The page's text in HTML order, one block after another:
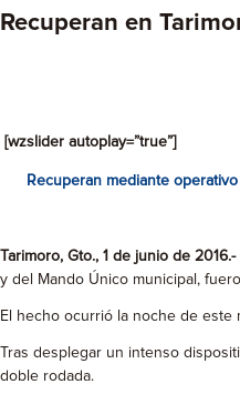
Recuperan en
[wzslider autoplay=”true”]
Recuperan mediante
Tarimoro, Gto., 1 de junio de 2016.-
y del Mando Único municipal,
El hecho ocurrió la noche de este
Tras desplegar un intenso
doble rodada.